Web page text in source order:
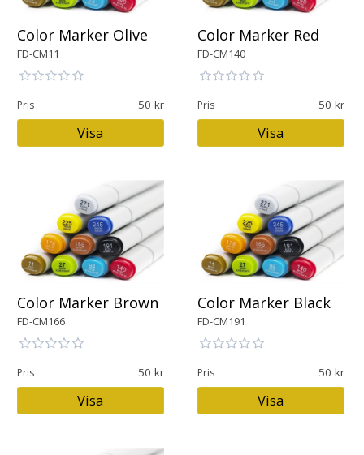
Color Marker Olive
FD-CM11
Pris 50
Visa
Color Marker Red
FD-CM140
Pris 50
Visa
Color Marker Brown
FD-CM166
Pris 50
Visa
Color Marker Black
FD-CM191
Pris 50
Visa